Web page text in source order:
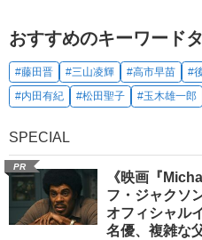
おすすめのキーワード
#藤田晋 #三山凌輝 #高市早苗 #
#内田有紀
#松田聖子 #玉木雄一郎
SPECIAL
PR
《映画『
フ・ジャクソ
オフィシャル
名優、複雑な